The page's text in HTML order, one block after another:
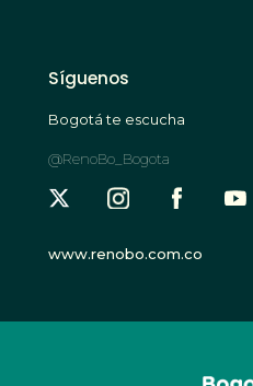
Síguenos
Bogotá te escucha
@RenoBo_Bogota
www.renobo.com.co